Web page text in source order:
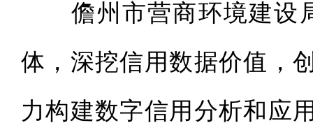
儋州市营商环境建设
体，深挖信用数据价值，
力构建数字信用分析和应